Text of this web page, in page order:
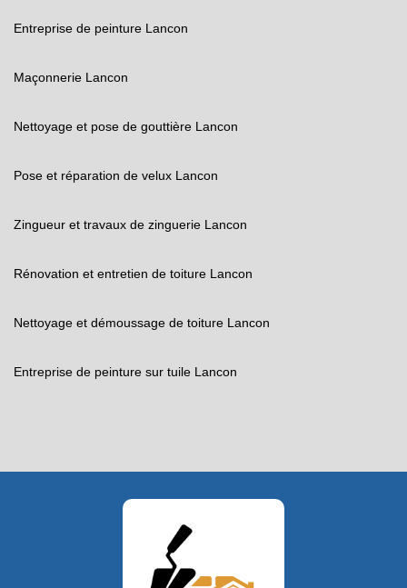
Entreprise de peinture Lancon
Maçonnerie Lancon
Nettoyage et pose de gouttière Lancon
Pose et réparation de velux Lancon
Zingueur et travaux de zinguerie Lancon
Rénovation et entretien de toiture Lancon
Nettoyage et démoussage de toiture Lancon
Entreprise de peinture sur tuile Lancon